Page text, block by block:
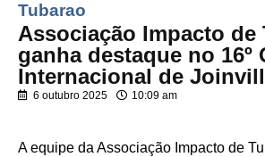
Tubarao
Associação Impacto de
ganha destaque no 16º
Internacional de
6 outubro 2025 10:09 am
A equipe da Associação Impacto de